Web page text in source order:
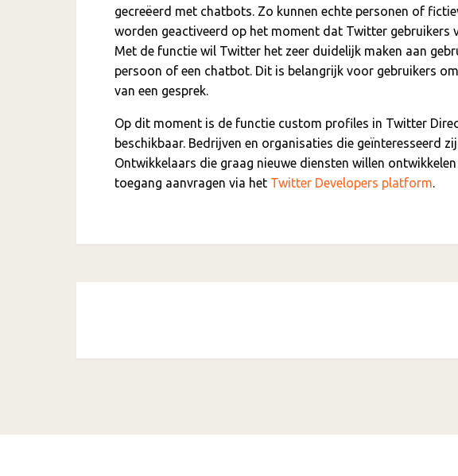
gecreëerd met chatbots. Zo kunnen echte personen of
worden geactiveerd op het moment dat Twitter gebruikers
Met de functie wil Twitter het zeer duidelijk maken aan
persoon of een chatbot. Dit is belangrijk voor gebruikers
van een gesprek.
Op dit moment is de functie custom profiles in Twitter
beschikbaar. Bedrijven en organisaties die geïnteresseerd
Ontwikkelaars die graag nieuwe diensten willen
toegang aanvragen via het Twitter Developers platform.